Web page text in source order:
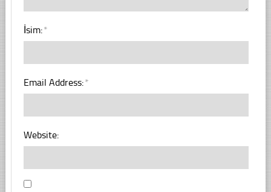
İsim:*
Email Address:*
Website: